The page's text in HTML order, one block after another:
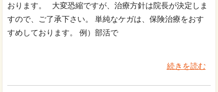
おります。 大変恐縮ですが、治療方針は院長が決定しま
すので、ご了承下さい。 単純なケガは、保険治療をおす
すめしております。 例）部活で
続きを読む